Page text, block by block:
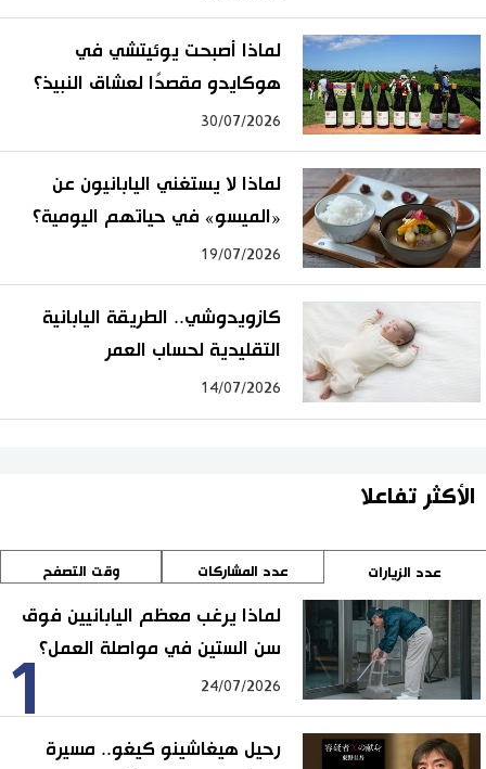
لماذا أصبحت يوئيتشي في
هوكايدو مقصدًا لعشاق النبيذ؟
30/07/2026
لماذا لا يستغني اليابانيون عن
«الميسو» في حياتهم اليومية؟
19/07/2026
كازويدوشي.. الطريقة اليابانية
التقليدية لحساب العمر
14/07/2026
الأكثر تفاعلا
عدد الزيارات عدد المشاركات وقت التصفح
1
لماذا يرغب معظم اليابانيين فوق
سن الستين في مواصلة العمل؟
24/07/2026
رحيل هيغاشينو كيغو.. مسيرة